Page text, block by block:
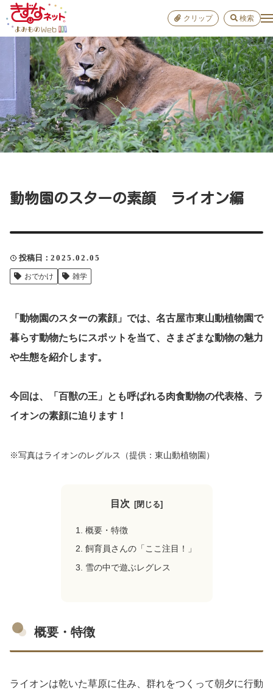
動物園のスターの素顔 ライオン編
投稿日 2025.02.05
おでかけ 雑学
「動物園のスターの素顔」では、名古屋市東山動植物園で
暮らす動物たちにスポットを当て、さまざまな動物の魅力
や生態を紹介します。
今回は、「百獣の王」とも呼ばれる肉食動物の代表格、ラ
イオンの素顔に迫ります！
※写真はライオンのレグルス（提供：東山動植物園）
目次
概要・特徴
飼育員さんの「ここ注目！」
雪の中で遊ぶレグレス
概要・特徴
ライオンは乾いた草原に住み、群れをつくって朝夕に行動
クリップ 検索
小学
お出
雑学
おすすめ
学び
進路
感想・声を送る